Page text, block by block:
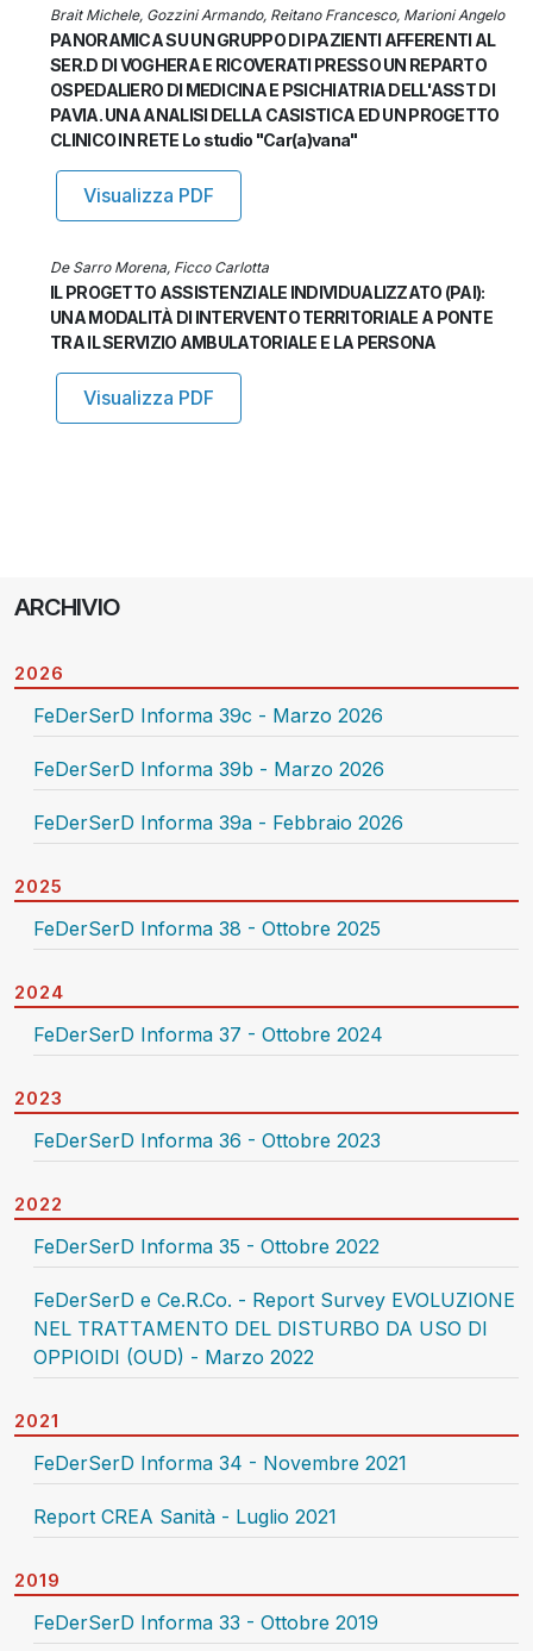
Brait Michele, Gozzini Armando, Reitano Francesco, Marioni Angelo
PANORAMICA SU UN GRUPPO DI PAZIENTI AFFERENTI AL
SER.D DI VOGHERA E RICOVERATI PRESSO UN REPARTO
OSPEDALIERO DI MEDICINA E PSICHIATRIA DELL'ASST DI
PAVIA. UNA ANALISI DELLA CASISTICA ED UN PROGETTO
CLINICO IN RETE Lo studio "Car(a)vana"
Visualizza PDF
De Sarro Morena, Ficco Carlotta
IL PROGETTO ASSISTENZIALE INDIVIDUALIZZATO (PAI):
UNA MODALITÀ DI INTERVENTO TERRITORIALE A PONTE
TRA IL SERVIZIO AMBULATORIALE E LA PERSONA
Visualizza PDF
ARCHIVIO
2026
FeDerSerD Informa 39c - Marzo 2026
FeDerSerD Informa 39b - Marzo 2026
FeDerSerD Informa 39a - Febbraio 2026
2025
FeDerSerD Informa 38 - Ottobre 2025
2024
FeDerSerD Informa 37 - Ottobre 2024
2023
FeDerSerD Informa 36 - Ottobre 2023
2022
FeDerSerD Informa 35 - Ottobre 2022
FeDerSerD e Ce.R.Co. - Report Survey EVOLUZIONE
NEL TRATTAMENTO DEL DISTURBO DA USO DI
OPPIOIDI (OUD) - Marzo 2022
2021
FeDerSerD Informa 34 - Novembre 2021
Report CREA Sanità - Luglio 2021
2019
FeDerSerD Informa 33 - Ottobre 2019